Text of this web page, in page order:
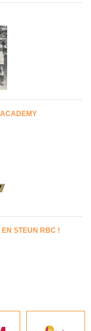
STEUN RBC !